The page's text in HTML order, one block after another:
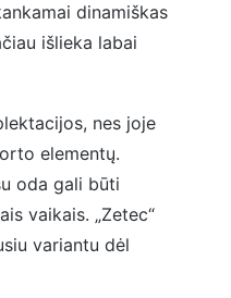
dinamiškas
išlieka labai
nes joje
elementų.
oda gali būti
vaikais. „Zetec“
variantu dėl